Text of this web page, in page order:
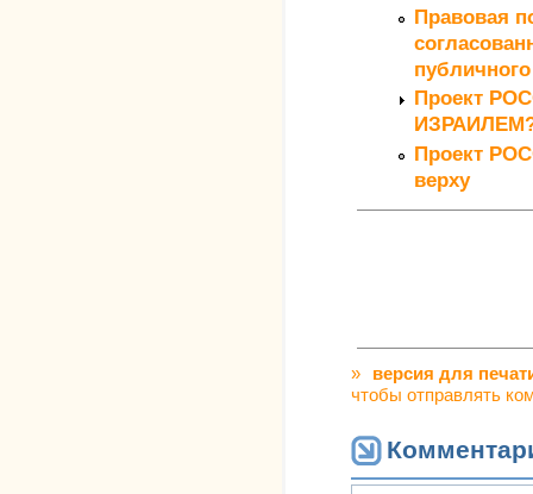
Правовая
Проект
Проект
верху
»
версия для
чтобы отправлять